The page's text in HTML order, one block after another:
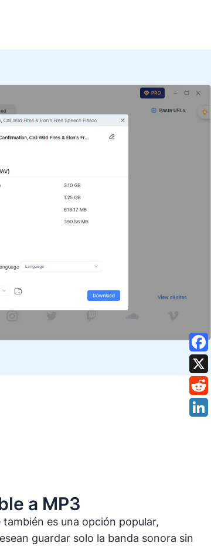
a MP3
es una opción popular,
guardar solo la banda sonora sin